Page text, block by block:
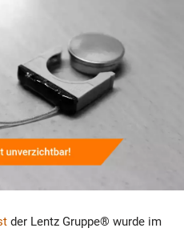
der Lentz Gruppe® wurde im